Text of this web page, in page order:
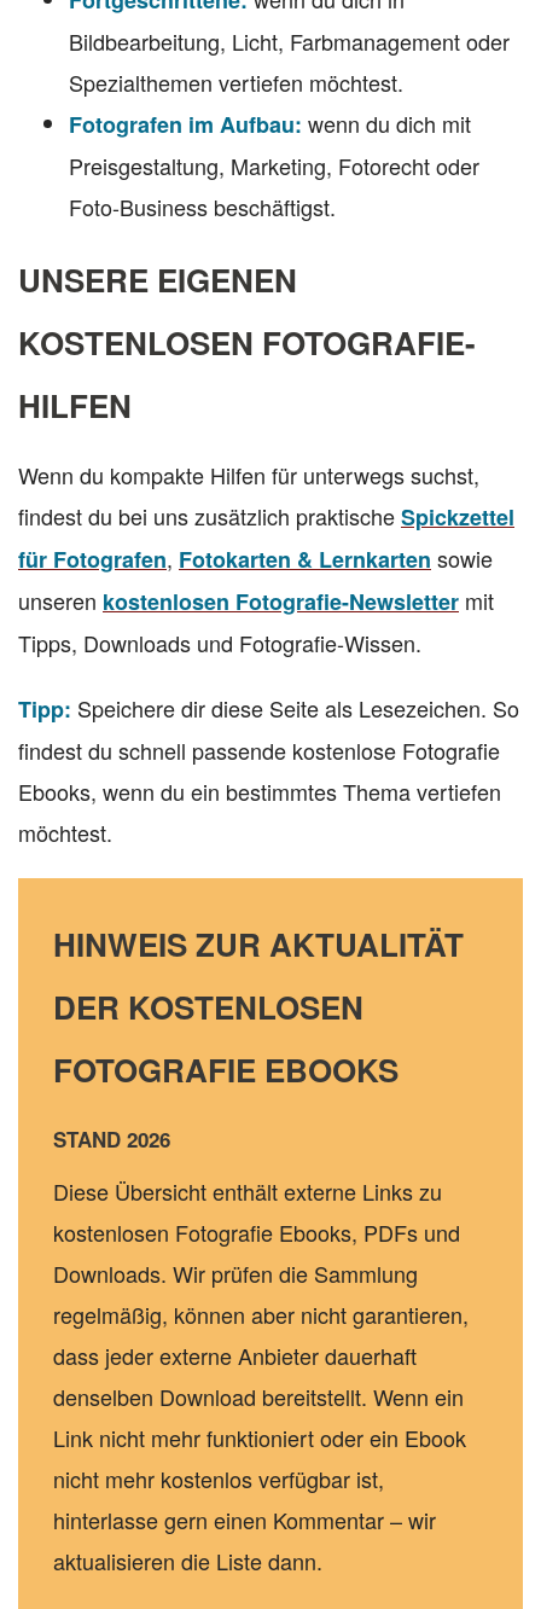
Bildbearbeitung, Licht, Farbmanagement oder
Spezialthemen vertiefen möchtest.
Fotografen im Aufbau: wenn du dich mit
Preisgestaltung, Marketing, Fotorecht oder
Foto-Business beschäftigst.
UNSERE EIGENEN
KOSTENLOSEN FOTOGRAFIE-
HILFEN
Wenn du kompakte Hilfen für unterwegs suchst,
findest du bei uns zusätzlich praktischeSpickzettel
für Fotografen, Fotokarten & Lernkarten sowie
unseren kostenlosen Fotografie-Newsletter mit
Tipps, Downloads und Fotografie-Wissen.
Tipp: Speichere dir diese Seite als Lesezeichen. So
findest du schnell passende kostenlose Fotografie
Ebooks, wenn du ein bestimmtes Thema vertiefen
möchtest.
HINWEIS ZUR AKTUALITÄT
DER KOSTENLOSEN
FOTOGRAFIE EBOOKS
STAND 2026
Diese Übersicht enthält externe Links zu
kostenlosen Fotografie Ebooks, PDFs und
Downloads. Wir prüfen die Sammlung
regelmäßig, können aber nicht garantieren,
dass jeder externe Anbieter dauerhaft
denselben Download bereitstellt. Wenn ein
Link nicht mehr funktioniert oder ein Ebook
nicht mehr kostenlos verfügbar ist,
hinterlasse gern einen Kommentar – wir
aktualisieren die Liste dann.